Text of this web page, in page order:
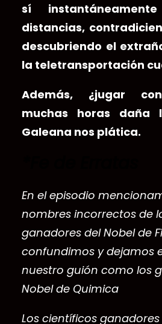
sí
distancias,
descubriendo el
la teletransportación
Además, ¿jugar
muchas horas daña
Galeana nos plática.
En el episodio
nombres incorrectos de
ganadores del Nobel de
confundimos y dejamos
nuestro guión como los
Nobel de Quimica
Los científicos ganadores